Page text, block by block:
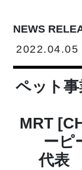
NEWS
2022.04.05
ペット
MRT
ーピ
代表